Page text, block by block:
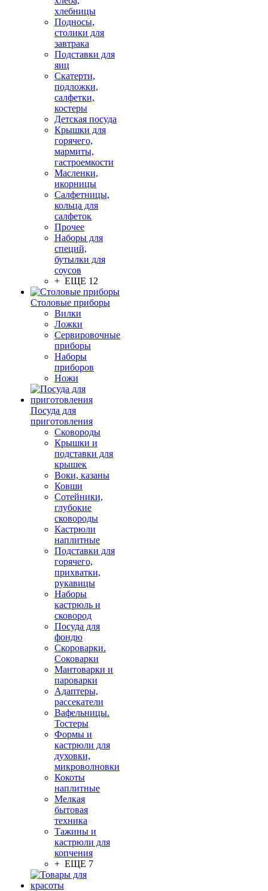
хлебницы
Подносы,
столики для
завтрака
Подставки для
яиц
Скатерти,
подложки,
салфетки,
костеры
Детская посуда
Крышки для
горячего,
мармиты,
гастроемкости
Масленки,
икорницы
Салфетницы,
кольца для
салфеток
Прочее
Наборы для
специй,
бутылки для
соусов
+ ЕЩЕ 12
Столовые приборы
Вилки
Ложки
Сервировочные
приборы
Наборы
приборов
Ножи
Посуда для
приготовления
Сковороды
Крышки и
подставки для
крышек
Воки, казаны
Ковши
Сотейники,
глубокие
сковороды
Кастрюли
наплитные
Подставки для
горячего,
прихватки,
рукавицы
Наборы
кастрюль и
сковород
Посуда для
фондю
Скороварки.
Соковарки
Мантоварки и
пароварки
Адаптеры,
рассекатели
Вафельницы.
Тостеры
Формы и
кастрюли для
духовки,
микроволновки
Кокоты
наплитные
Мелкая
бытовая
техника
Тажины и
кастрюли для
копчения
+ ЕЩЕ 7